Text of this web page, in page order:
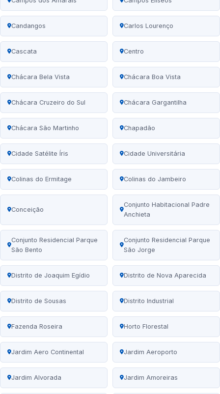
Candangos Carlos Lourenço
Cascata Centro
Chácara Bela Vista Chácara Boa Vista
Chácara Cruzeiro do Sul Chácara Gargantilha
Chácara São Martinho Chapadão
Cidade Satélite Íris Cidade Universitária
Colinas do Ermitage Colinas do Jambeiro
Conceição
Conjunto Habitacional Padre
Anchieta
Conjunto Residencial Parque
São Bento
Conjunto Residencial Parque
São Jorge
Distrito de Joaquim Egídio Distrito de Nova Aparecida
Distrito de Sousas Distrito Industrial
Fazenda Roseira Horto Florestal
Jardim Aero Continental Jardim Aeroporto
Jardim Alvorada Jardim Amoreiras